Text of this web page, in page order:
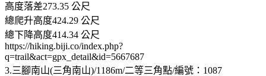
高度落差273.35 公尺
總爬升高度424.29 公尺
總下降高度414.34 公尺
https://hiking.biji.co/index.php?
q=trail&act=gpx_detail&id=5667687
3.三腳南山(三角南山)/1186m/二等三角點/編號：1087